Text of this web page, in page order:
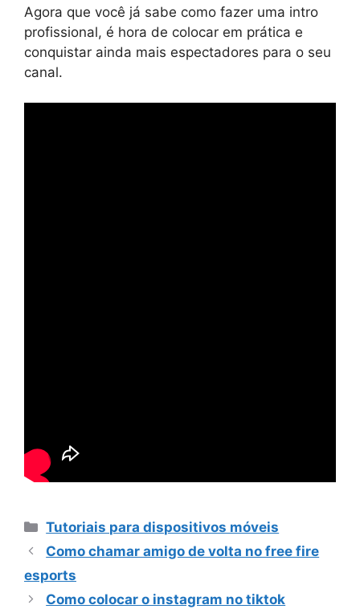
Agora que você já sabe como fazer uma intro
profissional, é hora de colocar em prática e
conquistar ainda mais espectadores para o seu
canal.
Categorias
Tutoriais para dispositivos móveis
Como chamar amigo de volta no free fire
esports
Como colocar o instagram no tiktok